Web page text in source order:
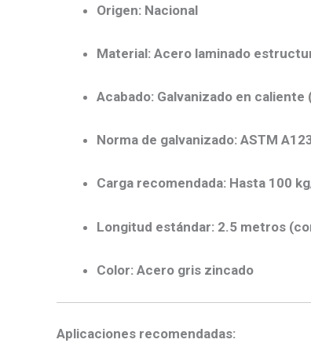
Origen: Nacional
Material: Acero laminado
Acabado: Galvanizado en
Norma de galvanizado: ASTM
Carga recomendada: Hasta 100
Longitud estándar: 2.5 metros
Color: Acero gris zincado
Aplicaciones recomendadas: